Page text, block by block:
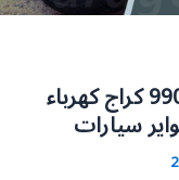
بنشر الجليعة 99007355 كراج كهرباء
سيارات